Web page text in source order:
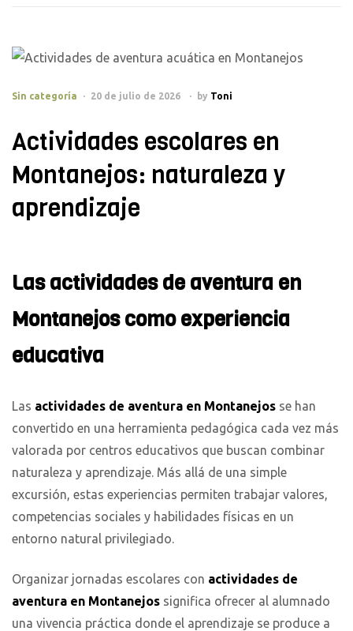
Sin categoría 20 de julio de 2026 by Toni
Actividades escolares en
Montanejos: naturaleza y
aprendizaje
Las actividades de aventura en
Montanejos como experiencia
educativa
Las actividades de aventura en Montanejos se han
convertido en una herramienta pedagógica cada vez más
valorada por centros educativos que buscan combinar
naturaleza y aprendizaje. Más allá de una simple
excursión, estas experiencias permiten trabajar valores,
competencias sociales y habilidades físicas en un
entorno natural privilegiado.
Organizar jornadas escolares con actividades de
aventura en Montanejos significa ofrecer al alumnado
una vivencia práctica donde el aprendizaje se produce a